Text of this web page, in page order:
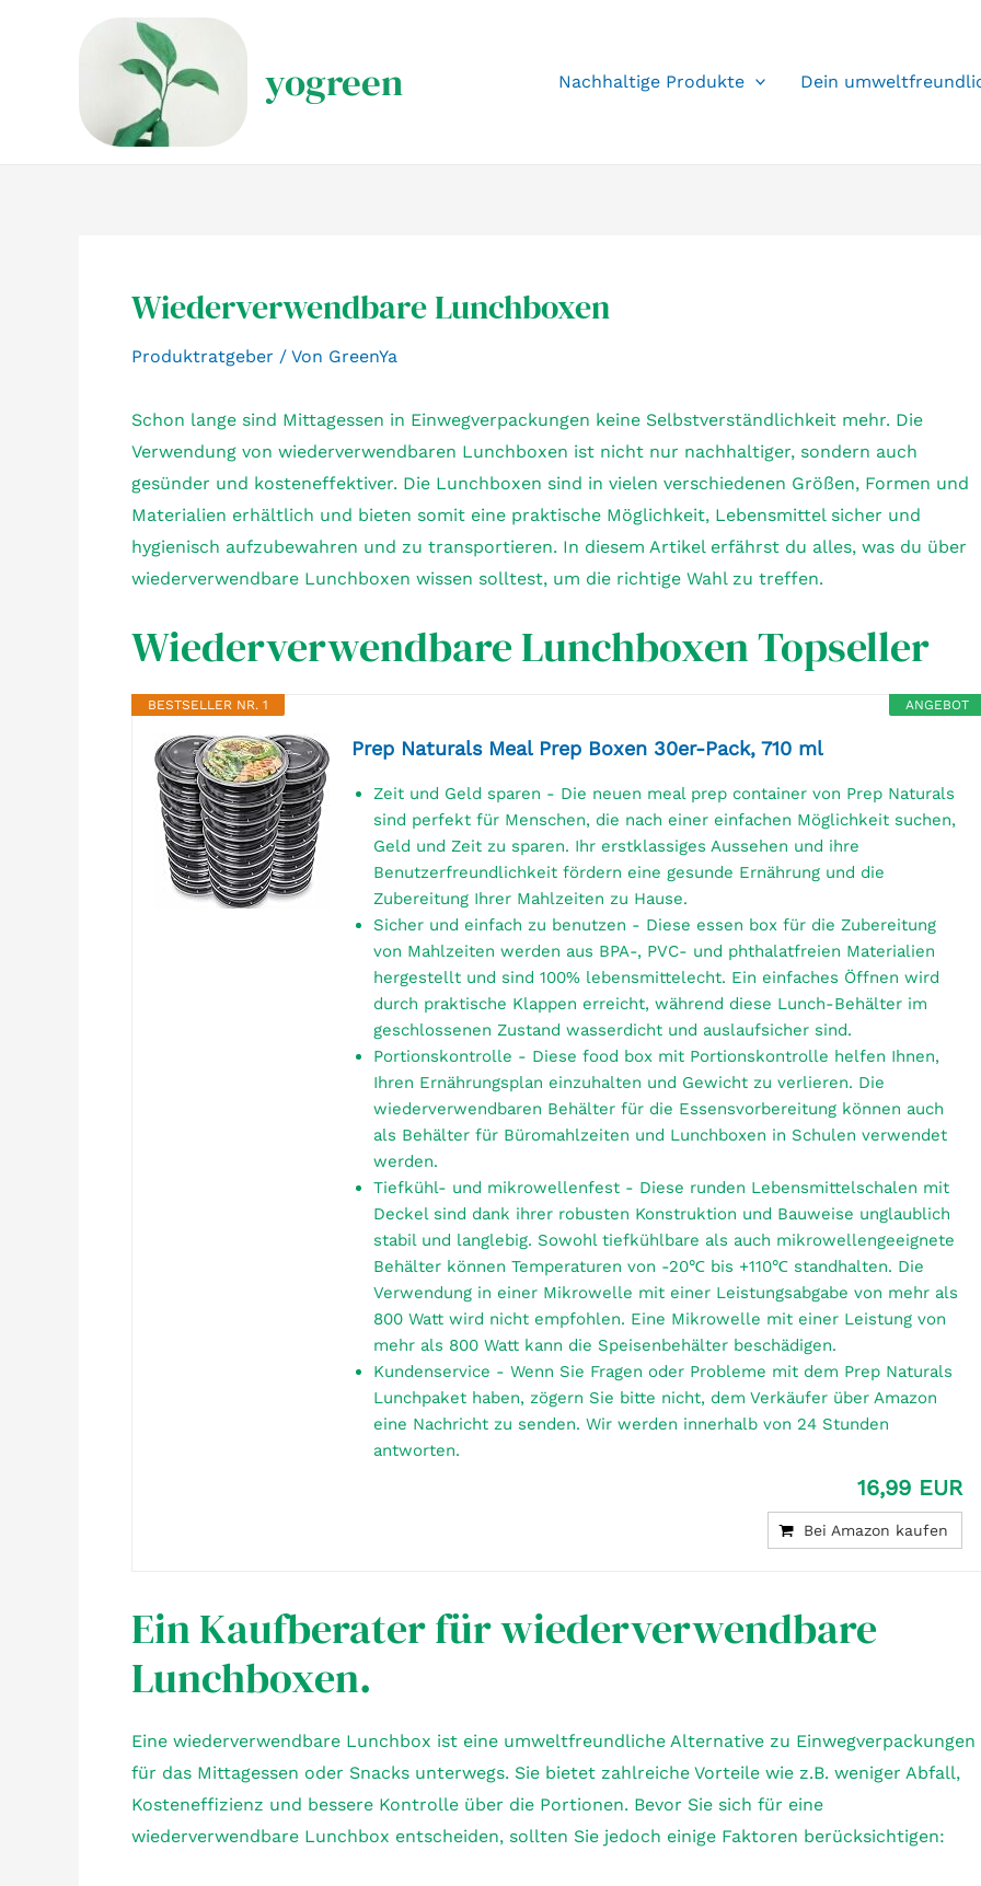
yogreen Nachhaltige Produkte Dein
Wiederverwendbare Lunchboxen
Produktratgeber / Von GreenYa
Schon lange sind Mittagessen in Einwegverpackungen keine Selbstverständlichkeit mehr. Die
Verwendung von wiederverwendbaren Lunchboxen ist nicht nur nachhaltiger, sondern auch
gesünder und kosteneffektiver. Die Lunchboxen sind in vielen verschiedenen Größen, Formen und
Materialien erhältlich und bieten somit eine praktische Möglichkeit, Lebensmittel sicher und
hygienisch aufzubewahren und zu transportieren. In diesem Artikel erfährst du alles, was du über
wiederverwendbare Lunchboxen wissen solltest, um die richtige Wahl zu treffen.
Wiederverwendbare Lunchboxen Topseller
ANGEBOT
BESTSELLER NR. 1
Prep Naturals Meal Prep Boxen 30er-Pack, 710 ml
Zeit und Geld sparen - Die neuen meal prep container von Prep Naturals
sind perfekt für Menschen, die nach einer einfachen Möglichkeit suchen,
Geld und Zeit zu sparen. Ihr erstklassiges Aussehen und ihre
Benutzerfreundlichkeit fördern eine gesunde Ernährung und die
Zubereitung Ihrer Mahlzeiten zu Hause.
Sicher und einfach zu benutzen - Diese essen box für die Zubereitung
von Mahlzeiten werden aus BPA-, PVC- und phthalatfreien Materialien
hergestellt und sind 100% lebensmittelecht. Ein einfaches Öffnen wird
durch praktische Klappen erreicht, während diese Lunch-Behälter im
geschlossenen Zustand wasserdicht und auslaufsicher sind.
Portionskontrolle - Diese food box mit Portionskontrolle helfen Ihnen,
Ihren Ernährungsplan einzuhalten und Gewicht zu verlieren. Die
wiederverwendbaren Behälter für die Essensvorbereitung können auch
als Behälter für Büromahlzeiten und Lunchboxen in Schulen verwendet
werden.
Tiefkühl- und mikrowellenfest - Diese runden Lebensmittelschalen mit
Deckel sind dank ihrer robusten Konstruktion und Bauweise unglaublich
stabil und langlebig. Sowohl tiefkühlbare als auch mikrowellengeeignete
Behälter können Temperaturen von -20℃ bis +110℃ standhalten. Die
Verwendung in einer Mikrowelle mit einer Leistungsabgabe von mehr als
800 Watt wird nicht empfohlen. Eine Mikrowelle mit einer Leistung von
mehr als 800 Watt kann die Speisenbehälter beschädigen.
Kundenservice - Wenn Sie Fragen oder Probleme mit dem Prep Naturals
Lunchpaket haben, zögern Sie bitte nicht, dem Verkäufer über Amazon
eine Nachricht zu senden. Wir werden innerhalb von 24 Stunden
antworten.
16,99 EUR
Bei Amazon kaufen
Ein Kaufberater für wiederverwendbare
Lunchboxen.
Eine wiederverwendbare Lunchbox ist eine umweltfreundliche Alternative zu Einwegverpackungen
für das Mittagessen oder Snacks unterwegs. Sie bietet zahlreiche Vorteile wie z.B. weniger Abfall,
Kosteneffizienz und bessere Kontrolle über die Portionen. Bevor Sie sich für eine
wiederverwendbare Lunchbox entscheiden, sollten Sie jedoch einige Faktoren berücksichtigen: